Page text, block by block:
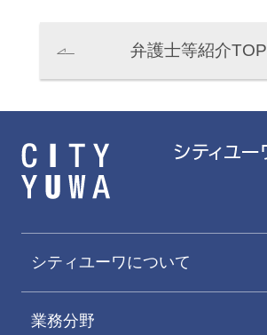
弁護士等紹介TOP
シティユーワについて
業務分野